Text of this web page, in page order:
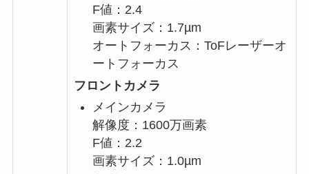
F値：2.4
画素サイズ：1.7µm
オートフォーカス：ToFレーザーオ
ートフォーカス
フロントカメラ
メインカメラ
解像度：1600万画素
F値：2.2
画素サイズ：1.0µm